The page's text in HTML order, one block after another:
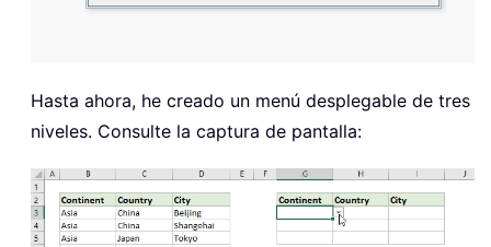
Hasta ahora, he creado un menú desplegable de tres
niveles. Consulte la captura de pantalla: